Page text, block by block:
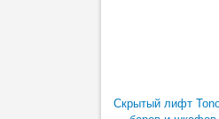
Скрытый лифт